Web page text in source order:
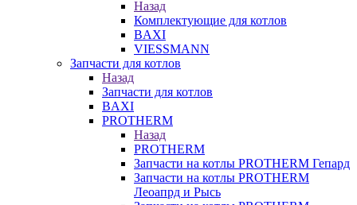
Назад
Комплектующие для котлов
BAXI
VIESSMANN
Запчасти для котлов
Назад
Запчасти для котлов
BAXI
PROTHERM
Назад
PROTHERM
Запчасти на котлы PROTHERM Гепард
Запчасти на котлы PROTHERM
Леоапрд и Рысь